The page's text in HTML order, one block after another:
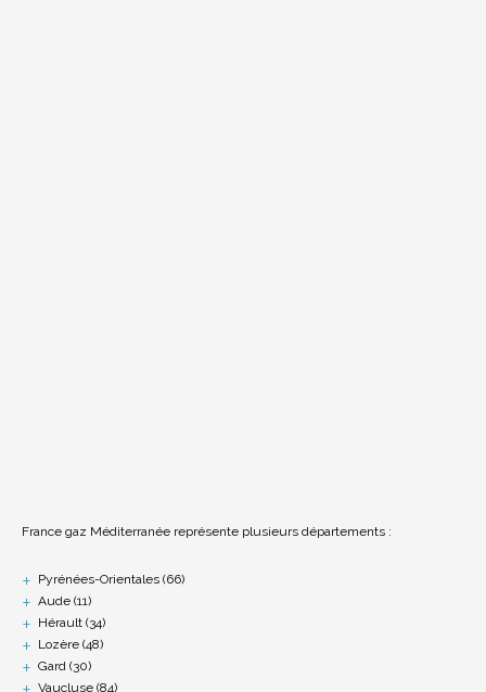
France gaz Méditerranée représente plusieurs départements :
Pyrénées-Orientales (66)
Aude (11)
Hérault (34)
Lozère (48)
Gard (30)
Vaucluse (84)